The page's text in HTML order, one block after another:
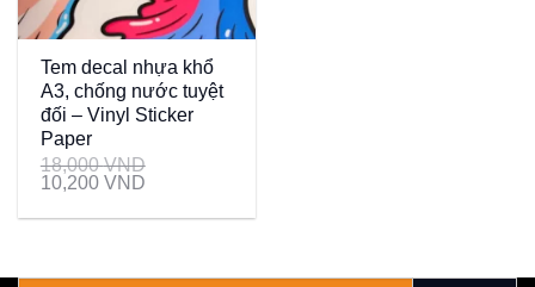
Tem decal nhựa khổ
A3, chống nước tuyệt
đối – Vinyl Sticker
Paper
18,000VND
10,200 VND